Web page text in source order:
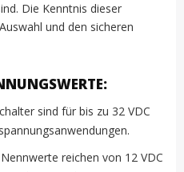
Die Kenntnis dieser
und den sicheren
sind für bis zu 32 VDC
reichen von 12 VDC